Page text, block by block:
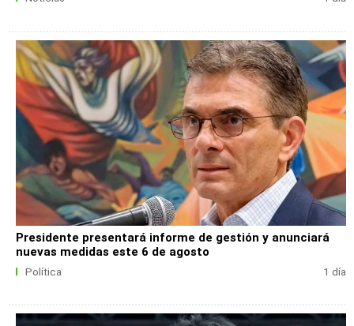
Presidente presentará informe de gestión y anunciará
nuevas medidas este 6 de agosto
Política 1 día